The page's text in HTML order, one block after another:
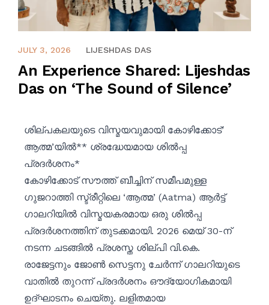
WISHLIST –
JULY 3, 2026
JULY 3, 2026 LIJESHDAS DAS
An Experience Shared: Lijeshdas
Das on ‘The Sound of Silence’
ശില്പകലയുടെ വിസ്മയവുമായി കോഴിക്കോട്’
ആത്മ’യിൽ** ശ്രദ്ധേയമായ ശിൽപ്പ
പ്രദർശനം*
കോഴിക്കോട് സൗത്ത് ബീച്ചിന് സമീപമുള്ള
ഗുജറാത്തി സ്ട്രീറ്റിലെ ‘ആത്മ’ (Aatma) ആർട്ട്
ഗാലറിയിൽ വിസ്മയകരമായ ഒരു ശിൽപ്പ
പ്രദർശനത്തിന് തുടക്കമായി. 2026 മെയ് 30-ന്
നടന്ന ചടങ്ങിൽ പ്രശസ്ത ശില്പി വി.കെ.
രാജേട്ടനും ജോൺ സെട്ടനു ചേർന്ന് ഗാലറിയുടെ
വാതിൽ തുറന്ന് പ്രദർശനം ഔദ്യോഗികമായി
ഉദ്ഘാടനം ചെയ്തു. ലളിതമായ